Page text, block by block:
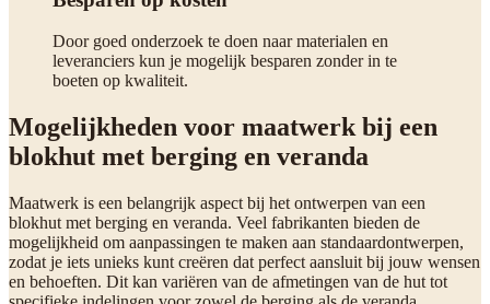
Door goed onderzoek te doen naar materialen en
leveranciers kun je mogelijk besparen zonder in te
boeten op kwaliteit.
Mogelijkheden voor maatwerk bij een
blokhut met berging en veranda
Maatwerk is een belangrijk aspect bij het ontwerpen van een
blokhut met berging en veranda. Veel fabrikanten bieden de
mogelijkheid om aanpassingen te maken aan standaardontwerpen,
zodat je iets unieks kunt creëren dat perfect aansluit bij jouw wensen
en behoeften. Dit kan variëren van de afmetingen van de hut tot